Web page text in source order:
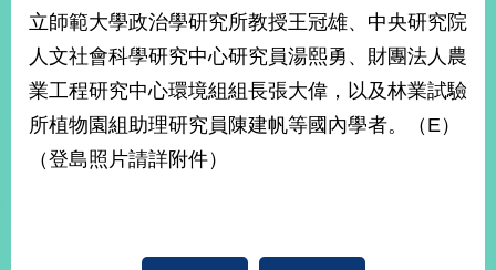
本
部
相
關
網
站
立師範大學政治學研究所教授王冠雄、中央研究院
人文社會科學研究中心研究員湯熙勇、財團法人農
業工程研究中心環境組組長張大偉，以及林業試驗
所植物園組助理研究員陳建帆等國內學者。（E）
（登島照片請詳附件）